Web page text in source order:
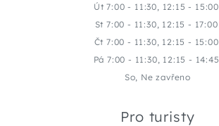
Út 7:00 - 11:30, 12:15 - 15:00
St 7:00 - 11:30, 12:15 - 17:00
Čt 7:00 - 11:30, 12:15 - 15:00
Pá 7:00 - 11:30, 12:15 - 14:45
So, Ne zavřeno
Pro turisty